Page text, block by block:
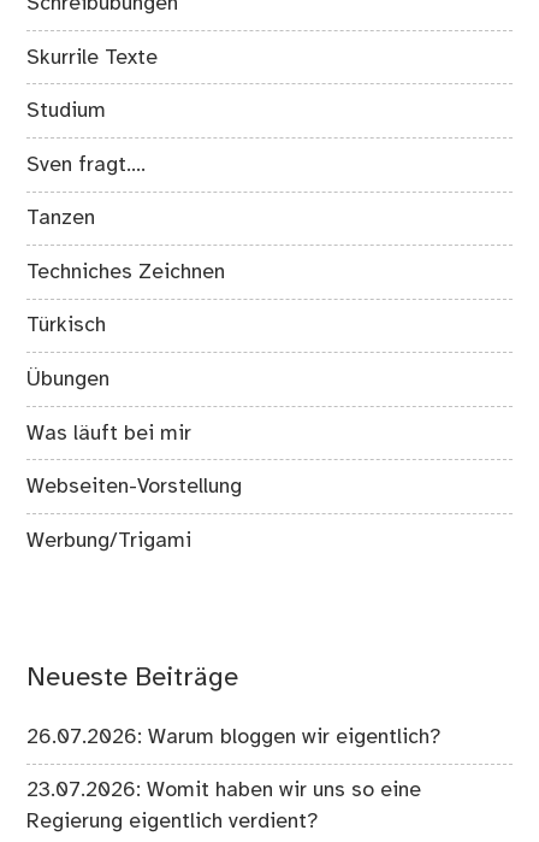
Skurrile Texte
Studium
Sven fragt….
Tanzen
Techniches Zeichnen
Türkisch
Übungen
Was läuft bei mir
Webseiten-Vorstellung
Werbung/Trigami
Neueste Beiträge
26.07.2026: Warum bloggen wir eigentlich?
23.07.2026: Womit haben wir uns so eine
Regierung eigentlich verdient?